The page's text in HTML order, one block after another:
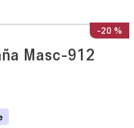
-20 %
Masc-912